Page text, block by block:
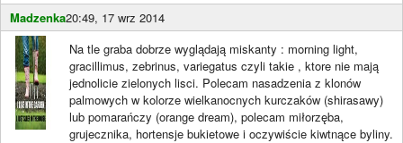
Madzenka20:49, 17 wrz 2014
Na tle graba dobrze wyglądają miskanty : morning light,
gracillimus, zebrinus, variegatus czyli takie , ktore nie mają
jednolicie zielonych lisci. Polecam nasadzenia z klonów
palmowych w kolorze wielkanocnych kurczaków (shirasawy)
lub pomarańczy (orange dream), polecam miłorzęba,
grujecznika, hortensje bukietowe i oczywiście kiwtnące byliny.